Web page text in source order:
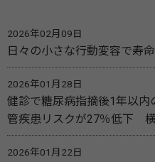
2026年02月09日
日々の小さな行動変容で寿
2026年01月28日
健診で糖尿病指摘後1年以
管疾患リスクが27％低下
2026年01月22日